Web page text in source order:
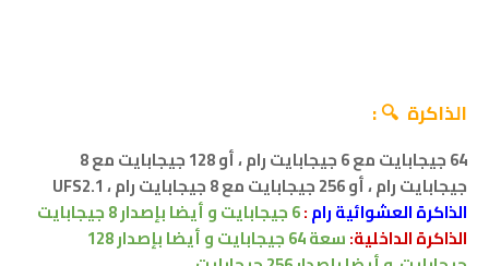
الذاكرة 🔍 :
64 جيجابايت مع 6 جيجابايت رام ، أو 128 جيجابايت مع 8
جيجابايت رام ،أو 256 جيجابايت مع 8 جيجابايت رام ،
الذاكرة العشوائية رام:6 جيجابايت وأيضا بإصدار 8 جيجابايت
الذاكرة الداخلية:سعة 64 جيجابايت
و أيضا بإصدار 128